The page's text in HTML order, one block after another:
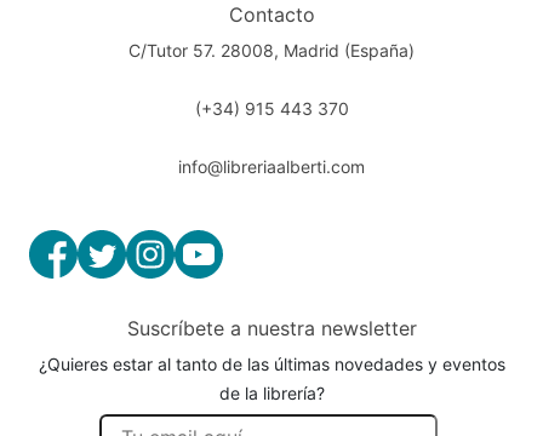
Contacto
C/Tutor 57. 28008, Madrid (España)
(+34) 915 443 370
info@libreriaalberti.com
Suscríbete a nuestra newsletter
¿Quieres estar al tanto de las últimas novedades y eventos
de la librería?